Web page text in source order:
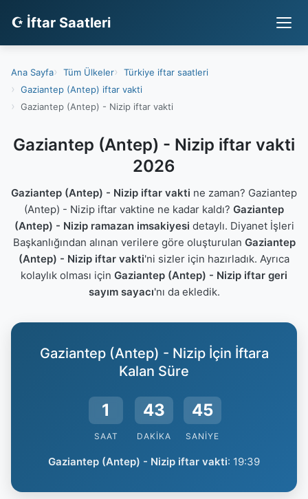
☪ İftar Saatleri
Ana Sayfa Tüm Ülkeler
Türkiye iftar saatleri
Gaziantep (Antep) iftar vakti
Gaziantep (Antep) - Nizip iftar vakti
Gaziantep (Antep) - Nizip iftar vakti
2026
Gaziantep (Antep) - Nizip iftar vakti ne zaman? Gaziantep
(Antep) - Nizip iftar vaktine ne kadar kaldı? Gaziantep
(Antep) - Nizip ramazan imsakiyesi detaylı. Diyanet İşleri
Başkanlığından alınan verilere göre oluşturulan Gaziantep
(Antep) - Nizip iftar vakti'ni sizler için hazırladık. Ayrıca
kolaylık olması için Gaziantep (Antep) - Nizip iftar geri
sayım sayacı'nı da ekledik.
Gaziantep (Antep) - Nizip İçin İftara
Kalan Süre
1
SAAT
43
DAKIKA
44
SANIYE
Gaziantep (Antep) - Nizip iftar vakti: 19:39